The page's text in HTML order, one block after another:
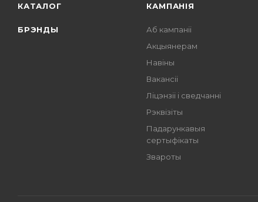
КАТАЛОГ
БРЭНДЫ
КАМПАНІЯ
Аб кампаніі
Акцыянерам
Навіны
Вакансіі
Ліцэнзіі і сведчанні
Рэквізіты
Падарункавыя
сертыфікаты
Звароты